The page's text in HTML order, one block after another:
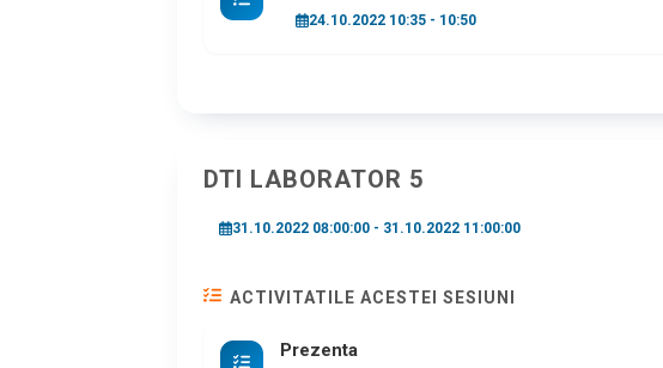
24.10.2022 10:35 - 10:50
DTI LABORATOR 5
31.10.2022 08:00:00 - 31.10.2022 11:00:00
ACTIVITATILE ACESTEI SESIUNI
Prezenta